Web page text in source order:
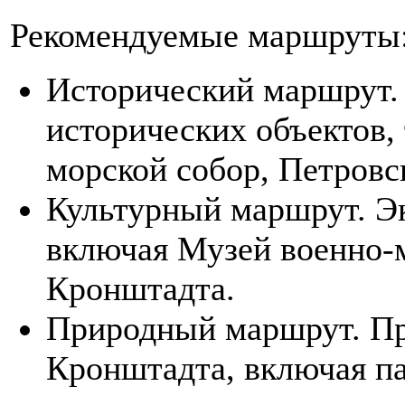
Рекомендуемые
Исторический
исторических
морской собор,
Культурный маршрут.
включая Музей
Кронштадта.
Природный маршрут.
Кронштадта, включая